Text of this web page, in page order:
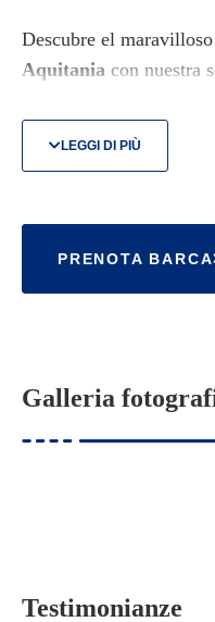
Descubre el
Aquitania con nuestra
históricas
repartidas en 5 ríos y
LEGGI DI PIÙ
PRENOTA BARCA
Galleria
Testimonianze